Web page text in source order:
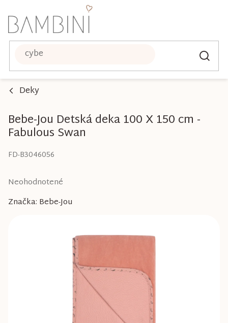
na
obsah
Deky
Bebe-Jou Detská deka 100 X 150 cm -
Fabulous Swan
FD-B3046056
Priemerné
produktu
Neohodnotené
Značka: Bebe-Jou